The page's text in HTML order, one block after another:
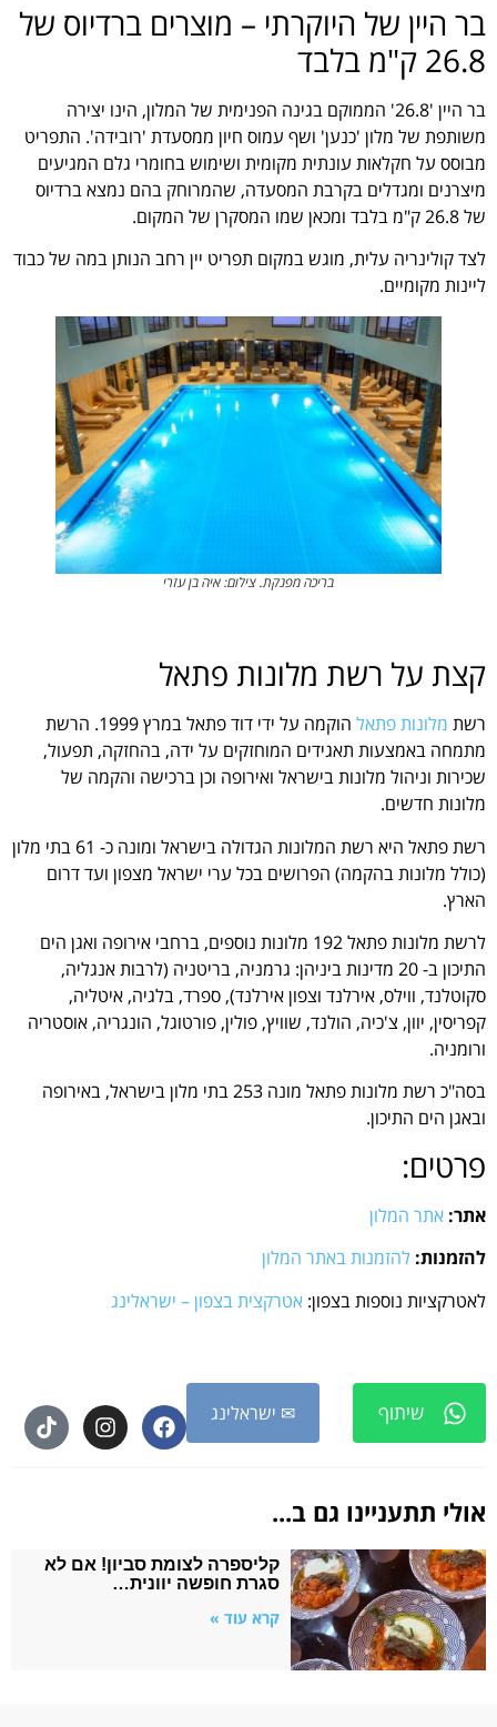
בר היין של היוקרתי – מוצרים ברדיוס של
26.8 ק"מ בלבד
בר היין '26.8' הממוקם בגינה הפנימית של המלון, הינו יצירה
משותפת של מלון 'כנען' ושף עמוס חיון ממסעדת 'רובידה'. התפריט
מבוסס על חקלאות עונתית מקומית ושימוש בחומרי גלם המגיעים
מיצרנים ומגדלים בקרבת המסעדה, שהמרוחק בהם נמצא ברדיוס
של 26.8 ק"מ בלבד ומכאן שמו המסקרן של המקום.
לצד קולינריה עלית, מוגש במקום תפריט יין רחב הנותן במה של כבוד
ליינות מקומיים.
בריכה מפנקת. צילום: איה בן עזרי
קצת על רשת מלונות פתאל
רשת מלונות פתאל
הוקמה על ידי דוד פתאל במרץ 1999. הרשת
מתמחה באמצעות תאגידים המוחזקים על ידה, בהחזקה, תפעול,
שכירות וניהול מלונות בישראל ואירופה וכן ברכישה והקמה של
מלונות חדשים.
רשת פתאל היא רשת המלונות הגדולה בישראל ומונה כ- 61 בתי מלון
(כולל מלונות בהקמה) הפרושים בכל ערי ישראל מצפון ועד דרום
הארץ.
לרשת מלונות פתאל 192 מלונות נוספים, ברחבי אירופה ואגן הים
התיכון ב- 20 מדינות ביניהן: גרמניה, בריטניה (לרבות אנגליה,
סקוטלנד, ווילס, אירלנד וצפון אירלנד), ספרד, בלגיה, איטליה,
קפריסין, יוון, צ'כיה, הולנד, שוויץ, פולין, פורטוגל, הונגריה, אוסטריה
ורומניה.
בסה"כ רשת מלונות פתאל מונה 253 בתי מלון בישראל, באירופה
ובאגן הים התיכון.
פרטים:
אתר: אתר המלון
להזמנות: להזמנות באתר המלון
לאטרקציות נוספות בצפון: אטרקצית בצפון – ישראלינג
שיתוף ✉ ישראלינג
אולי תתעניינו גם ב...
קליספרה לצומת סביון! אם לא
סגרת חופשה יוונית…
קרא עוד »